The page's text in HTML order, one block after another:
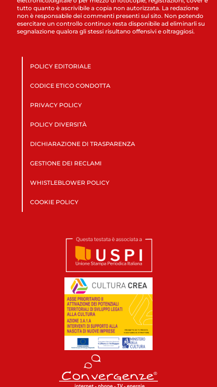
tutto quanto è ascrivibile a copia non autorizzata. La redazione
non è responsabile dei commenti presenti sul sito. Non potendo
esercitare un controllo continuo resta disponibile ad eliminarli su
segnalazione qualora gli stessi risultano offensivi e oltraggiosi.
POLICY EDITORIALE
CODICE ETICO CONDOTTA
PRIVACY POLICY
POLICY DIVERSITÀ
DICHIARAZIONE DI TRASPARENZA
GESTIONE DEI RECLAMI
WHISTLEBLOWER POLICY
COOKIE POLICY